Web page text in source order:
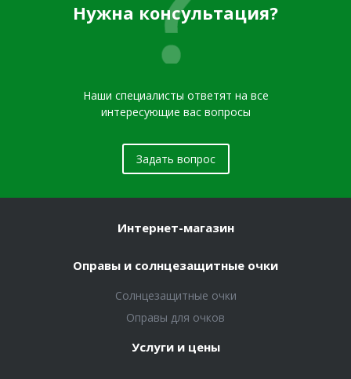
Нужна консультация?
Наши специалисты ответят на все
интересующие вас вопросы
Задать вопрос
Интернет-магазин
Оправы и солнцезащитные очки
Солнцезащитные очки
Оправы для очков
Услуги и цены